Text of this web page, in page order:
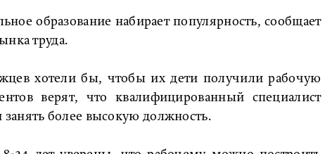
образование набирает популярность, сообщает
труда.
хотели бы, чтобы их дети получили рабочую
верят, что квалифицированный специалист
более высокую должность.